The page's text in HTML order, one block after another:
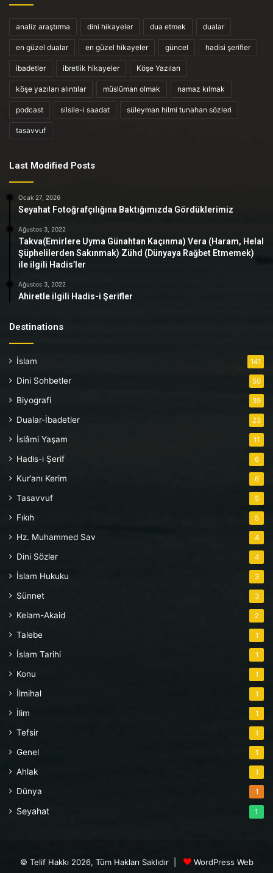
analiz araştırma dini hikayeler dua etmek dualar
en güzel dualar en güzel hikayeler güncel hadisi şerifler
ibadetler ibretlik hikayeler Köşe Yazıları
köşe yazıları alıntılar müslüman olmak namaz kılmak
podcast silsile-i saadat süleyman hilmi tunahan sözleri
tasavvuf
Last Modified Posts
Ocak 27, 2026
Seyahat Fotoğrafçılığına Baktığımızda Gördüklerimiz
Ağustos 3, 2022
Takva(Emirlere Uyma Günahtan Kaçınma) Vera (Haram, Helal
Şüphelilerden Sakınmak) Zühd (Dünyaya Rağbet Etmemek)
ile ilgili Hadis’ler
Ağustos 3, 2022
Ahiretle ilgili Hadis-i Şerifler
Destinations
İslam 141
Dini Sohbetler 50
Biyografi 39
Dualar-İbadetler 23
İslâmi Yaşam 11
Hadis-i Şerif 6
Kur’anı Kerim 6
Tasavvuf 5
Fıkıh 5
Hz. Muhammed Sav 4
Dini Sözler 4
İslam Hukuku 3
Sünnet 3
Kelam-Akaid 2
Talebe 1
İslam Tarihi 1
Konu 1
İlmihal 1
İlim 1
Tefsir 1
Genel 1
Ahlak 1
Dünya 1
Seyahat 1
© Telif Hakkı 2026, Tüm Hakları Saklıdır | WordPress Web